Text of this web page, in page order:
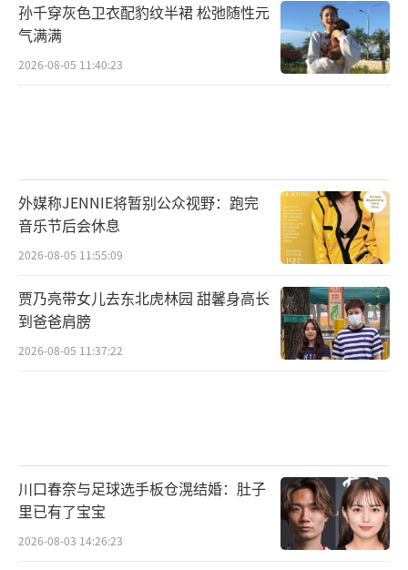
孙千穿灰色卫衣配豹纹半裙 松弛随性元
气满满
2026-08-05 11:40:23
外媒称JENNIE将暂别公众视野：跑完
音乐节后会休息
2026-08-05 11:55:09
贾乃亮带女儿去东北虎林园 甜馨身高长
到爸爸肩膀
2026-08-05 11:37:22
川口春奈与足球选手板仓滉结婚：肚子
里已有了宝宝
2026-08-03 14:26:23